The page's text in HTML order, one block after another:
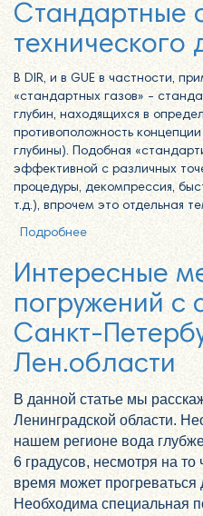
Стандартные
технического
В DIR, и в GUE в частности,
«стандартных газов» -
глубин, находящихся в
противоположность
глубины). Подобная
эффективной с различных
процедуры, декомпрессия,
т.д.), впрочем это отдельная
Подробнее
Интересные
погружений с
Санкт-
Лен.области
В данной статье мы
Ленинградской области.
нашем регионе вода
6 градусов, несмотря на то
время может прогреваться
Необходима специальная